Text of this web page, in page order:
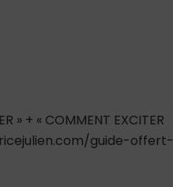
» + « COMMENT EXCITER
guide-offert-